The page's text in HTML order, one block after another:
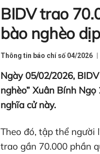
BIDV trao
bào nghèo
Thông tin báo chí số 04/2026
Ngày 05/02/2026,
nghèo” Xuân Bính
nghĩa cử này.
Theo đó, tập thể người
trao gần 70.000 phần